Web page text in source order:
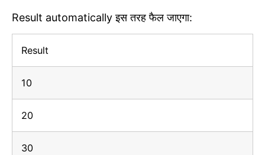
Result automatically इस तरह फैल जाएगा:
Result
10
20
30